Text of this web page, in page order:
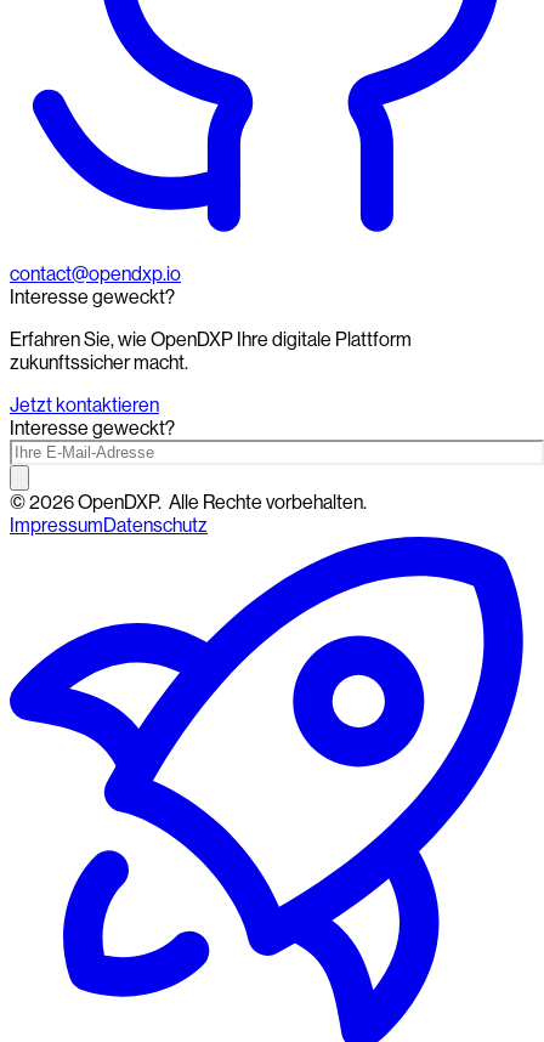
contact@opendxp.io
Interesse geweckt?
Erfahren Sie, wie OpenDXP Ihre digitale Plattform
zukunftssicher macht.
Jetzt kontaktieren
Interesse geweckt?
©2026OpenDXP. Alle Rechte vorbehalten.
ImpressumDatenschutz